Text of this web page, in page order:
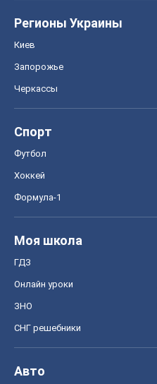
Регионы Украины
Киев
Запорожье
Черкассы
Спорт
Футбол
Хоккей
Формула-1
Моя школа
ГДЗ
Онлайн уроки
ЗНО
СНГ решебники
Авто